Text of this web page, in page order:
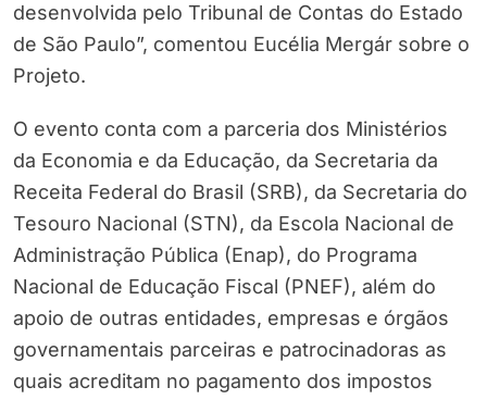
desenvolvida pelo Tribunal de Contas do Estado
de São Paulo”, comentou Eucélia Mergár sobre o
Projeto.
O evento conta com a parceria dos Ministérios
da Economia e da Educação, da Secretaria da
Receita Federal do Brasil (SRB), da Secretaria do
Tesouro Nacional (STN), da Escola Nacional de
Administração Pública (Enap), do Programa
Nacional de Educação Fiscal (PNEF), além do
apoio de outras entidades, empresas e órgãos
governamentais parceiras e patrocinadoras as
quais acreditam no pagamento dos impostos